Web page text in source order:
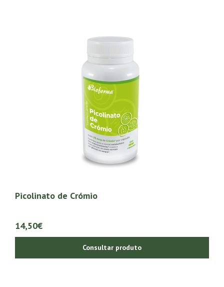
Picolinato de Crómio
14,50€
Consultar produto